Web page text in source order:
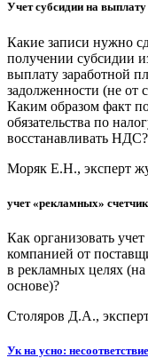
Учет субсидии на
Какие записи нужно
получении субсидии
выплату заработной
задолженности (не от
Каким образом факт
обязательства по
восстанавливать НДС?
Моряк Е.Н., эксперт
учет «рекламных»
Как организовать
компанией от
в рекламных целях (на
основе)?
Столяров Д.А.,
Ук на усно: